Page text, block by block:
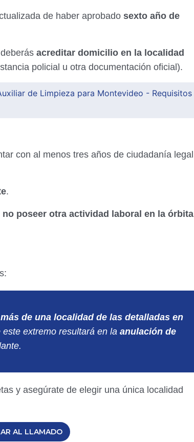
de haber aprobado sexto año de
acreditar domicilio en la localidad
policial u otra documentación oficial).
de Limpieza para Montevideo - Requisitos
con al menos tres años de ciudadanía legal
.
no poseer otra actividad laboral en la órbita
de una localidad de las detalladas en
extremo resultará en la anulación de
y asegúrate de elegir una única localidad
AL LLAMADO